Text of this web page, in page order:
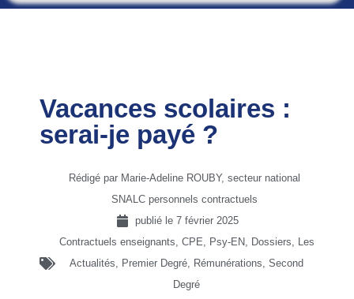
Vacances scolaires :
serai-je payé ?
Rédigé par Marie-Adeline ROUBY, secteur national
SNALC personnels contractuels
publié le 7 février 2025
Contractuels enseignants, CPE, Psy-EN, Dossiers, Les
Actualités, Premier Degré, Rémunérations, Second
Degré